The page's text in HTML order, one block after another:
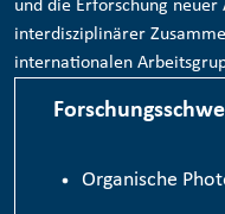
und die Erforschung
interdisziplinärer
internationalen
Organische